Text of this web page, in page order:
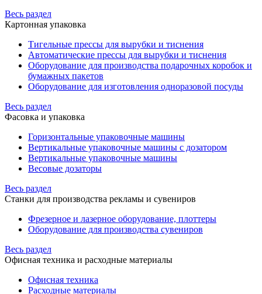
Весь раздел
Картонная упаковка
Тигельные прессы для вырубки и тиснения
Автоматические прессы для вырубки и тиснения
Оборудование для производства подарочных коробок и
бумажных пакетов
Оборудование для изготовления одноразовой посуды
Весь раздел
Фасовка и упаковка
Горизонтальные упаковочные машины
Вертикальные упаковочные машины с дозатором
Вертикальные упаковочные машины
Весовые дозаторы
Весь раздел
Станки для производства рекламы и сувениров
Фрезерное и лазерное оборудование, плоттеры
Оборудование для производства сувениров
Весь раздел
Офисная техника и расходные материалы
Офисная техника
Расходные материалы